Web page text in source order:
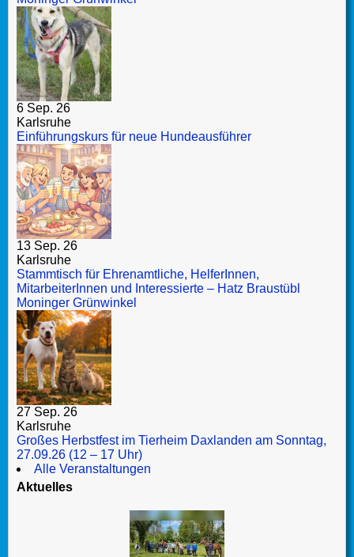
6 Sep. 26
Karlsruhe
Einführungskurs für neue Hundeausführer
13 Sep. 26
Karlsruhe
Stammtisch für Ehrenamtliche, HelferInnen,
MitarbeiterInnen und Interessierte – Hatz Braustübl
Moninger Grünwinkel
27 Sep. 26
Karlsruhe
Großes Herbstfest im Tierheim Daxlanden am Sonntag,
27.09.26 (12 – 17 Uhr)
Alle Veranstaltungen
Aktuelles